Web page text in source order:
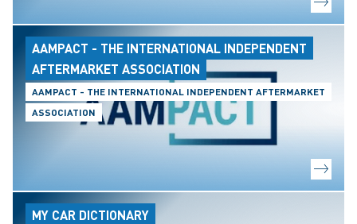
AAMPACT - THE INTERNATIONAL INDEPENDENT
AFTERMARKET ASSOCIATION
AAMPACT - THE INTERNATIONAL INDEPENDENT AFTERMARKET
ASSOCIATION
MY CAR DICTIONARY